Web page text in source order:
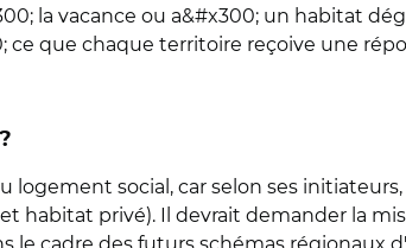
la vacance ou a&#x300; un habitat
que chaque territoire reçoive une
social, car selon ses
habitat privé). Il devrait demander la